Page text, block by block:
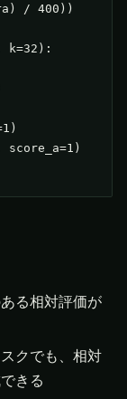
/ 400))
k=32):
る相対評価が
クでも、相対
きる